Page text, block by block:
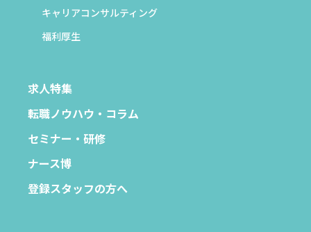
キャリアコンサルティング
福利厚生
求人特集
転職ノウハウ・コラム
セミナー・研修
ナース博
登録スタッフの方へ